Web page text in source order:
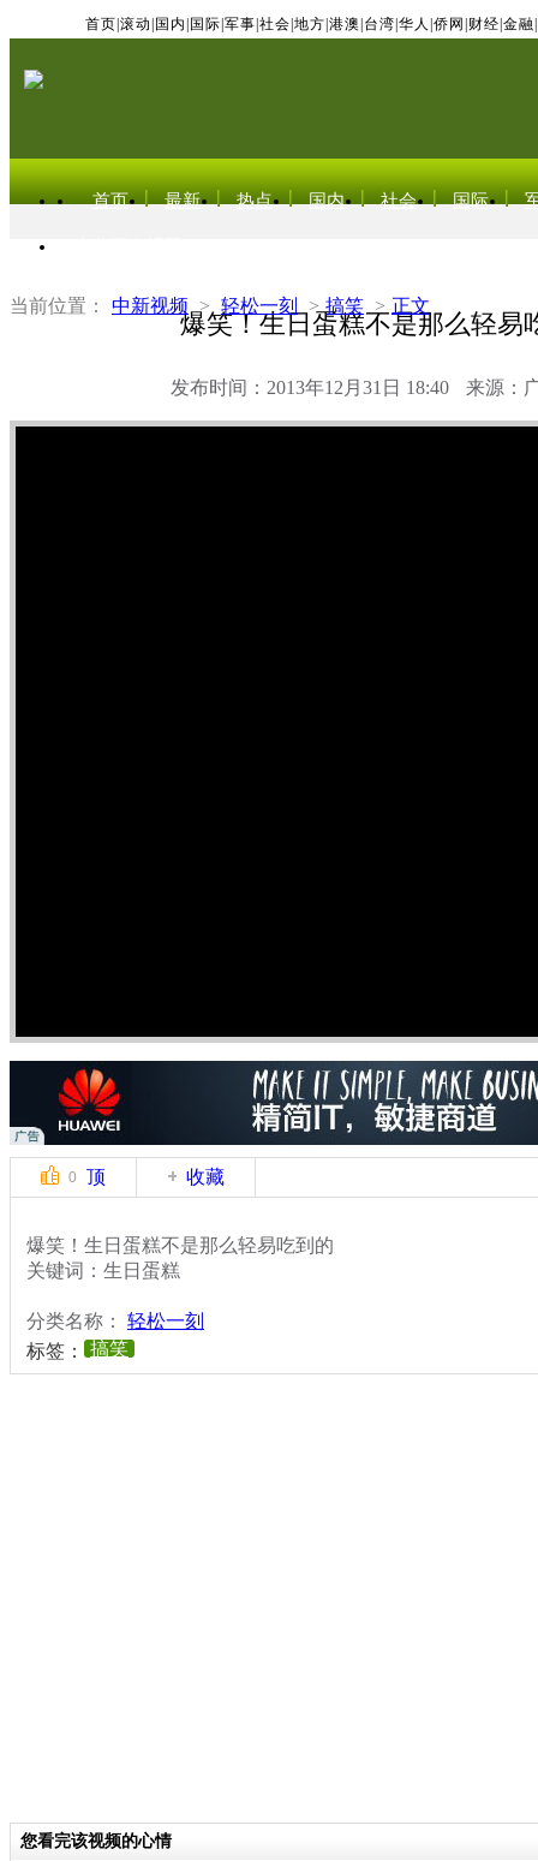
首页 滚动 国内 国际 军事 社会 地方 港澳 台湾 华人 侨网 财经 金融
首页 最新 热点 国内 社会 国际
当前位置： 中新视频 > 轻松一刻 > 搞笑 > 正文
爆笑！生日蛋糕不是那么轻易
发布时间：2013年12月31日 18:40 来源：
0 顶 收藏
爆笑！生日蛋糕不是那么轻易吃到的
关键词：生日蛋糕
分类名称： 轻松一刻
标签：
搞笑
您看完该视频的心情